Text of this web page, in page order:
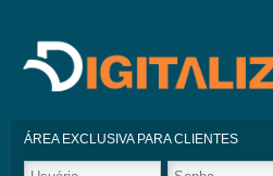
ÁREA EXCLUSIVA PARA CLIENTES